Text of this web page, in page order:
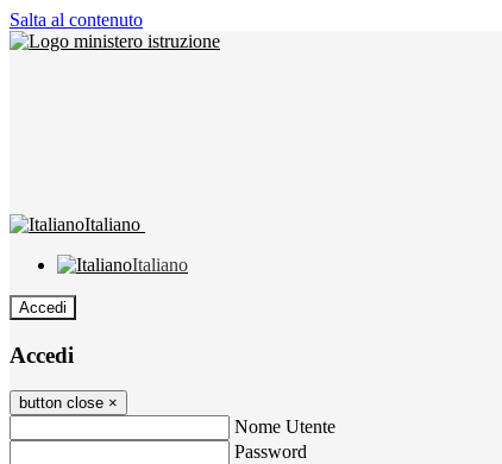
Salta al contenuto
Italiano
Italiano
Accedi
Accedi
button close ×
Nome Utente
Password